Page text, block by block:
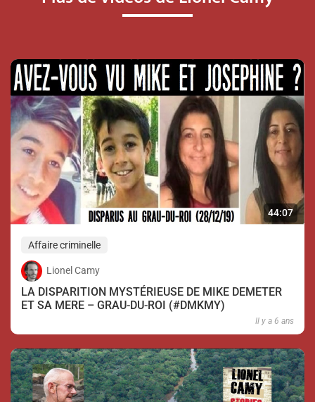
44:07
Affaire criminelle
Lionel Camy
LA DISPARITION MYSTÉRIEUSE DE MIKE DEMETER
ET SA MERE – GRAU-DU-ROI (#DMKMY)
Il y a 6 ans